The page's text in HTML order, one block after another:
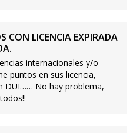
CON LICENCIA EXPIRADA
internacionales y/o
puntos en sus licencia,
DUI…… No hay problema,